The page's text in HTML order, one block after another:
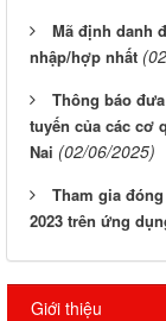
Mã định danh
nhập/hợp nhất
Thông báo
tuyến của các cơ
Nai (02/06/2025)
Tham gia
2023 trên ứng
Giới thiệu